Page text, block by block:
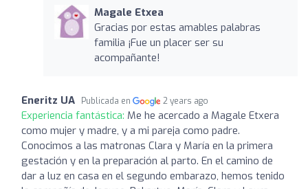
Magale Etxea
Gracias por estas amables palabras
familia ¡Fue un placer ser su
acompañante!
Eneritz UA Publicada en 2 years ago
Experiencia fantástica: Me he acercado a Magale Etxera
como mujer y madre, y a mi pareja como padre.
Conocimos a las matronas Clara y María en la primera
gestación y en la preparación al parto. En el camino de
dar a luz en casa en el segundo embarazo, hemos tenido